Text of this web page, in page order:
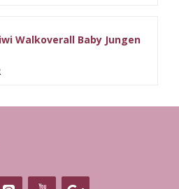
Walkoverall Baby Jungen